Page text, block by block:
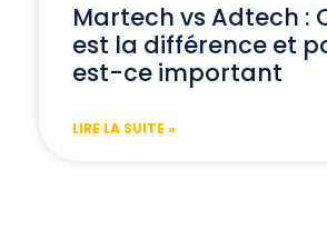
Martech vs Adtech :
est la différence et
est-ce important
LIRE LA SUITE »